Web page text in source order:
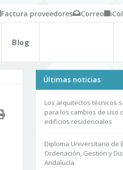
Factura proveedores Correo
Blog
Últimas noticias
Los arquitectos técnicos
para los cambios de uso
edificios residenciales
Diploma Universitario de
Ordenación, Gestión y
Andalucía